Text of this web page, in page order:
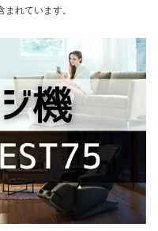
れています。